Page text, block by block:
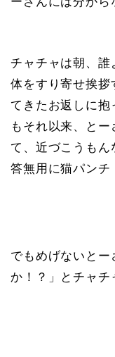
チャチャは朝、誰
体をすり寄せ挨拶
てきたお返しに
もそれ以来、と
て、近づこうもん
答無用に猫パンチ
でもめげないとー
か！？」とチャチ